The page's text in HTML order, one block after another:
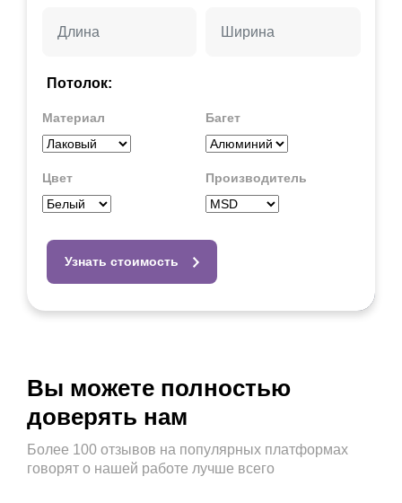
Потолок:
Материал Багет
Цвет Производитель
Узнать стоимость
Вы можете полностью
доверять нам
Более 100 отзывов на популярных платформах
говорят о нашей работе лучше всего